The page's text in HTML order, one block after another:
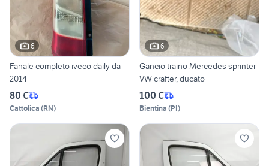
6
Fanale completo iveco daily da
2014
80 €
Cattolica (RN)
6
Gancio traino Mercedes sprinter
VW crafter, ducato
100 €
Bientina (PI)